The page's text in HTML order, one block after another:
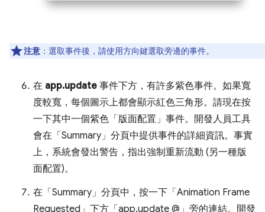
注意 ：選取事件後，請使用方向鍵選取旁邊的事件。
在 app.update 事件下方，有許多紫色事件。如果寬
度較寬，每個圖示上都會顯示紅色三角形。請現在按
一下其中一個紫色「版面配置」 事件。開發人員工具
會在「Summary」 分頁中提供事件的詳細資訊。事實
上，系統會發出警告，指出強制重新流動 (另一種版
面配置)。
在「Summary」 分頁中，按一下「Animation Frame
Requested」 下方「app.update @」 旁的連結。開發